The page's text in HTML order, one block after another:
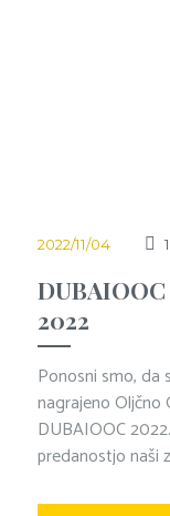
2022/11/04
2022
Ponosni smo, da
nagrajeno Oljčno
DUBAIOOC
predanostjo naši